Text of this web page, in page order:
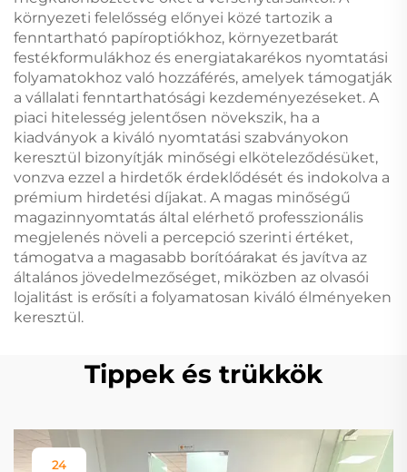
környezeti felelősség előnyei közé tartozik a
fenntartható papíroptiókhoz, környezetbarát
festékformulákhoz és energiatakarékos nyomtatási
folyamatokhoz való hozzáférés, amelyek támogatják
a vállalati fenntarthatósági kezdeményezéseket. A
piaci hitelesség jelentősen növekszik, ha a
kiadványok a kiváló nyomtatási szabványokon
keresztül bizonyítják minőségi elköteleződésüket,
vonzva ezzel a hirdetők érdeklődését és indokolva a
prémium hirdetési díjakat. A magas minőségű
magazinnyomtatás által elérhető professzionális
megjelenés növeli a percepció szerinti értéket,
támogatva a magasabb borítóárakat és javítva az
általános jövedelmezőséget, miközben az olvasói
lojalitást is erősíti a folyamatosan kiváló élményeken
keresztül.
Tippek és trükkök
24